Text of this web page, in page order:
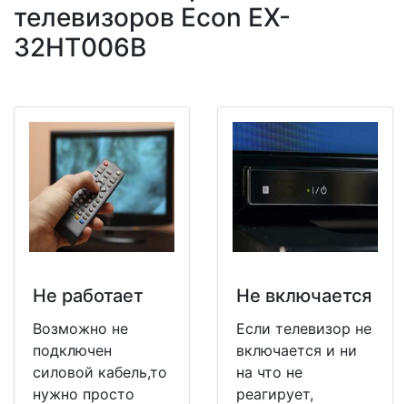
телевизоров Econ EX-
32HT006B
Не работает
Возможно не
подключен
силовой кабель,то
нужно просто
Не включается
Если телевизор не
включается и ни
на что не
реагирует,